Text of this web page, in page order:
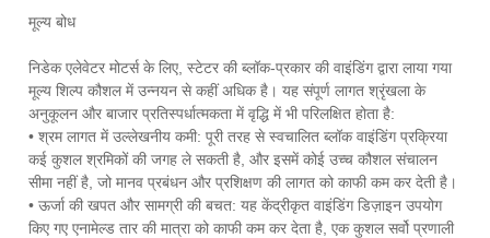
मूल्य बोध
निडेक एलेवेटर मोटर्स के लिए, स्टेटर की ब्लॉक-प्रकार की वाइंडिंग द्वारा लाया गया
मूल्य शिल्प कौशल में उन्नयन से कहीं अधिक है। यह संपूर्ण लागत श्रृंखला के
अनुकूलन और बाजार प्रतिस्पर्धात्मकता में वृद्धि में भी परिलक्षित होता है:
• श्रम लागत में उल्लेखनीय कमी: पूरी तरह से स्वचालित ब्लॉक वाइंडिंग प्रक्रिया
कई कुशल श्रमिकों की जगह ले सकती है, और इसमें कोई उच्च कौशल संचालन
सीमा नहीं है, जो मानव प्रबंधन और प्रशिक्षण की लागत को काफी कम कर देती है।
• ऊर्जा की खपत और सामग्री की बचत: यह केंद्रीकृत वाइंडिंग डिज़ाइन उपयोग
किए गए एनामेल्ड तार की मात्रा को काफी कम कर देता है, एक कुशल सर्वो प्रणाली